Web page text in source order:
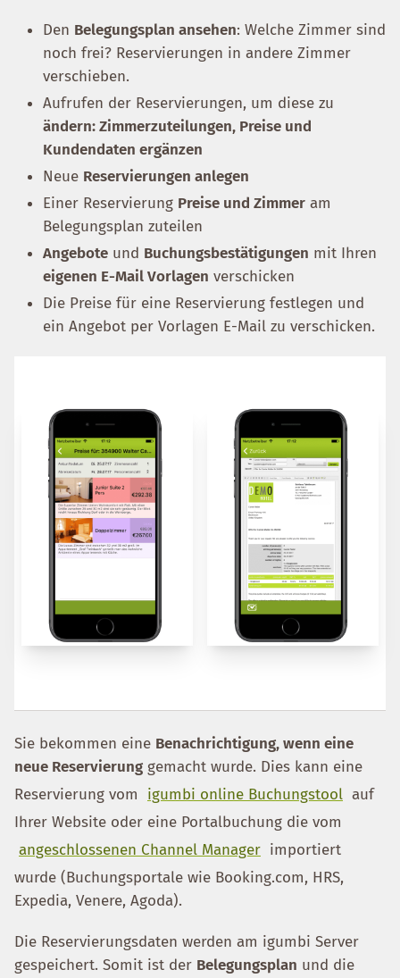
Den Belegungsplan ansehen: Welche Zimmer sind
noch frei? Reservierungen in andere Zimmer
verschieben.
Aufrufen der Reservierungen, um diese zu
ändern: Zimmerzuteilungen, Preise und
Kundendaten ergänzen
Neue Reservierungen anlegen
Einer Reservierung Preise und Zimmer am
Belegungsplan zuteilen
Angebote und Buchungsbestätigungen mit Ihren
eigenen E-Mail Vorlagen verschicken
Die Preise für eine Reservierung festlegen und
ein Angebot per Vorlagen E-Mail zu verschicken.
Sie bekommen eine Benachrichtigung, wenn eine
neue Reservierung gemacht wurde. Dies kann eine
Reservierung vom
igumbi online Buchungstool auf
Ihrer Website oder eine Portalbuchung die vom
angeschlossenen Channel Manager importiert
wurde (Buchungsportale wie Booking.com, HRS,
Expedia, Venere, Agoda).
Die Reservierungsdaten werden am igumbi Server
gespeichert. Somit ist der Belegungsplan und die